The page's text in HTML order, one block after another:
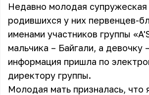
Недавно молодая супружеская
родившихся у них первенцев-
именами участников группы
мальчика – Байгали, а девочку
информация пришла по
директору группы.
Молодая мать призналась, что